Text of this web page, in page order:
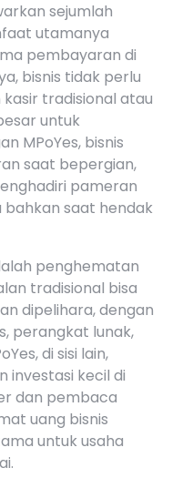
sejumlah
utamanya
pembayaran di
bisnis tidak perlu
tradisional atau
untuk
MPoYes, bisnis
saat bepergian,
pameran
saat hendak
penghematan
tradisional bisa
dipelihara, dengan
perangkat lunak,
di sisi lain,
investasi kecil di
dan pembaca
uang bisnis
untuk usaha